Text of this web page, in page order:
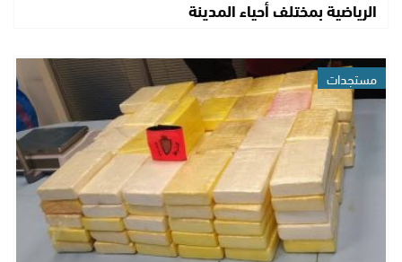
الرياضية بمختلف أحياء المدينة
مستجدات